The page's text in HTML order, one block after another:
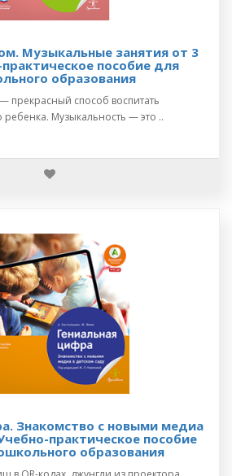
Музыкальные занятия от 3
пособие для
образования
прекрасный способ воспитать
Музыкальность — это ..
Знакомство с новыми медиа
практическое пособие
образования